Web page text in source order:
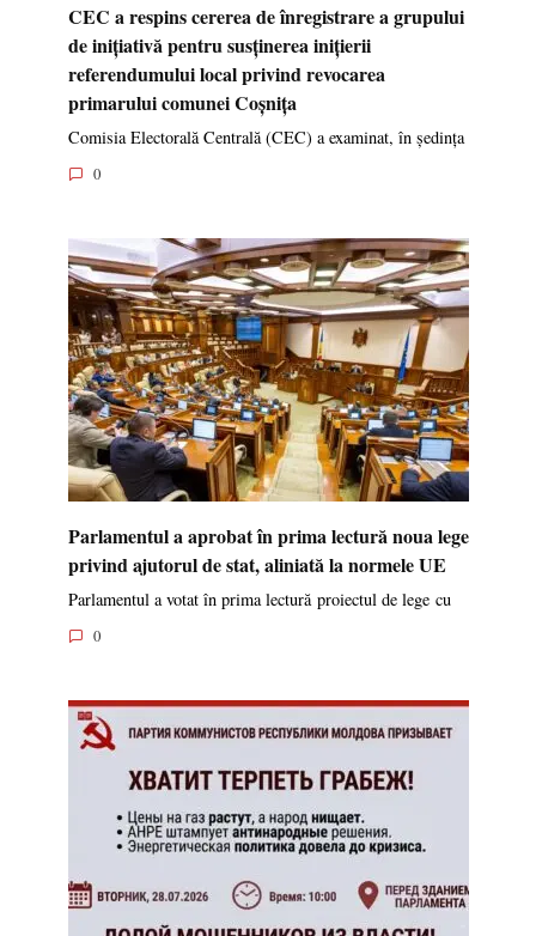
CEC a respins cererea de înregistrare a grupului
de inițiativă pentru susținerea inițierii
referendumului local privind revocarea
primarului comunei Coșnița
Comisia Electorală Centrală (CEC) a examinat, în ședința
0
Parlamentul a aprobat în prima lectură noua lege
privind ajutorul de stat, aliniată la normele UE
Parlamentul a votat în prima lectură proiectul de lege cu
0